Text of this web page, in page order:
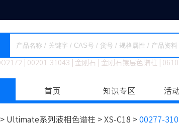
00201-31043 金刚石 金刚石镀层色谱柱
首页 知识专区 活
Ultimate系列液相色谱柱 > XS-C18 > 00277-